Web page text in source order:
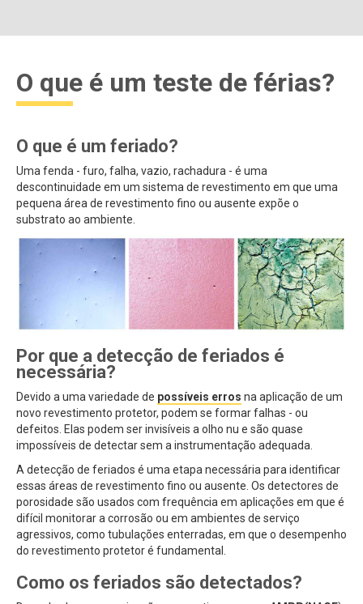
O que é um teste de férias?
O que é um feriado?
Uma fenda - furo, falha, vazio, rachadura - é uma
descontinuidade em um sistema de revestimento em que uma
pequena área de revestimento fino ou ausente expõe o
substrato ao ambiente.
Por que a detecção de feriados é
necessária?
Devido a uma variedade de possíveis erros na aplicação de um
novo revestimento protetor, podem se formar falhas - ou
defeitos. Elas podem ser invisíveis a olho nu e são quase
impossíveis de detectar sem a instrumentação adequada.
A detecção de feriados é uma etapa necessária para identificar
essas áreas de revestimento fino ou ausente. Os detectores de
porosidade são usados com frequência em aplicações em que é
difícil monitorar a corrosão ou em ambientes de serviço
agressivos, como tubulações enterradas, em que o desempenho
do revestimento protetor é fundamental.
Como os feriados são detectados?